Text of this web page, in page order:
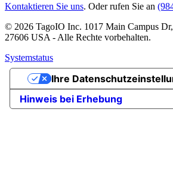
Kontaktieren Sie uns. Oder rufen Sie an
© 2026 TagoIO Inc. 1017 Main Campus
27606 USA - Alle Rechte vorbehalten.
Systemstatus
Hinweis bei Erhebung
Ihre